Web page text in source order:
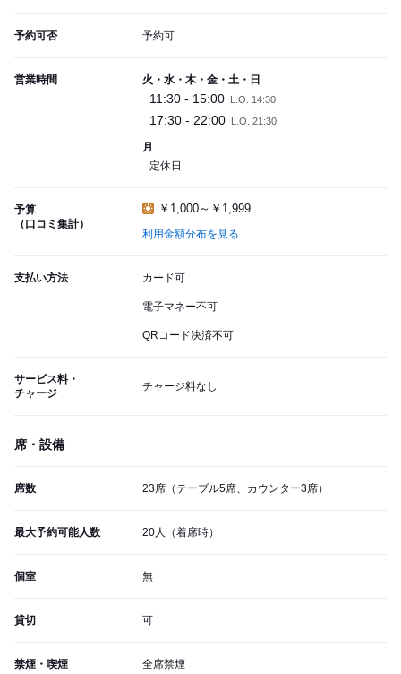
予約可否 予約可
営業時間 火・水・木・金・土・日
11:30 - 15:00 L.O. 14:30
17:30 - 22:00 L.O. 21:30
月
定休日
予算
（口コミ集計）
￥1,000～￥1,999
利用金額分布を見る
支払い方法 カード可
電子マネー不可
QRコード決済不可
サービス料・
チャージ
チャージ料なし
席・設備
席数 23席（テーブル5席、カウンター3席）
最大予約可能人数 20人（着席時）
個室 無
貸切 可
禁煙・喫煙 全席禁煙